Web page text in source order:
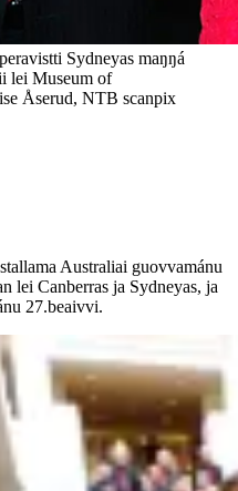
Sydneyas maŋŋá
lei Museum of
Åserud, NTB scanpix
Australiai guovvamánu
lei Canberras ja Sydneyas, ja
27.beaivvi.